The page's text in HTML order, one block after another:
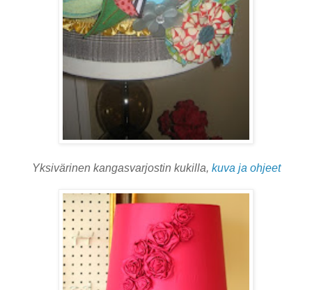
Yksivärinen kangasvarjostin kukilla, kuva ja ohjeet